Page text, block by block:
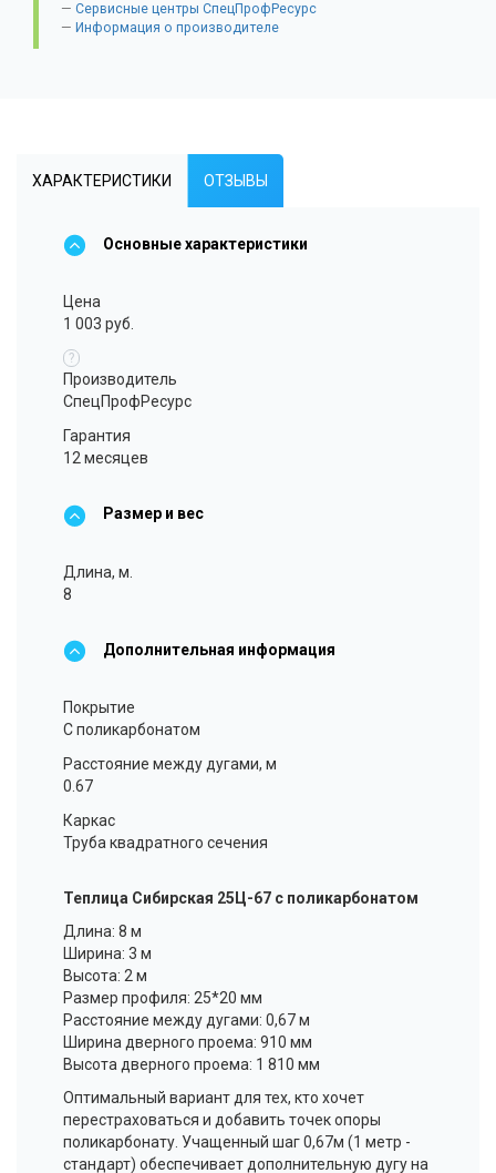
Сервисные центры СпецПрофРесурс
Информация о производителе
ХАРАКТЕРИСТИКИ ОТЗЫВЫ
Основные характеристики
Цена
1 003 руб.
?
Производитель
СпецПрофРесурс
Гарантия
12 месяцев
Размер и вес
Длина, м.
8
Дополнительная информация
Покрытие
С поликарбонатом
Расстояние между дугами, м
0.67
Каркас
Труба квадратного сечения
Теплица Сибирская 25Ц-67 с поликарбонатом
Длина: 8 м
Ширина: 3 м
Высота: 2 м
Размер профиля: 25*20 мм
Расстояние между дугами: 0,67 м
Ширина дверного проема: 910 мм
Высота дверного проема: 1 810 мм
Оптимальный вариант для тех, кто хочет
перестраховаться и добавить точек опоры
поликарбонату. Учащенный шаг 0,67м (1 метр -
стандарт) обеспечивает дополнительную дугу на